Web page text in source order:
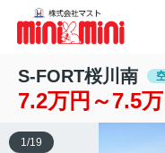
S-FORT桜川南
7.2万円～7.5万
1 /19